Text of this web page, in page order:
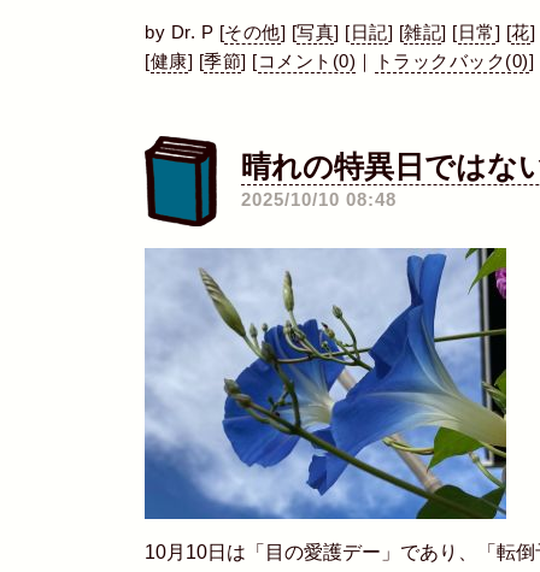
by Dr. P [その他] [写真] [ 日記] [雑記] [ 日常] [花]
[健康] [季節] [コメント(0) トラックバック(0)]
晴れの特異日ではな
2025/10/10 08:48
10月10日は「目の愛護デー」であり、「転